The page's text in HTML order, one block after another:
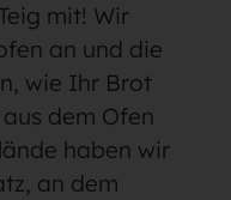
mit! Wir
an und die
wie Ihr Brot
dem Ofen
haben wir
an dem